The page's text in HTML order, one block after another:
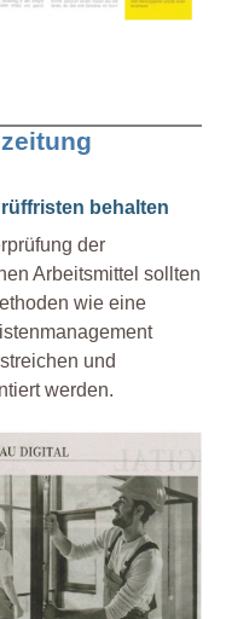
behalten
der
Arbeitsmittel sollten
wie eine
und
werden.